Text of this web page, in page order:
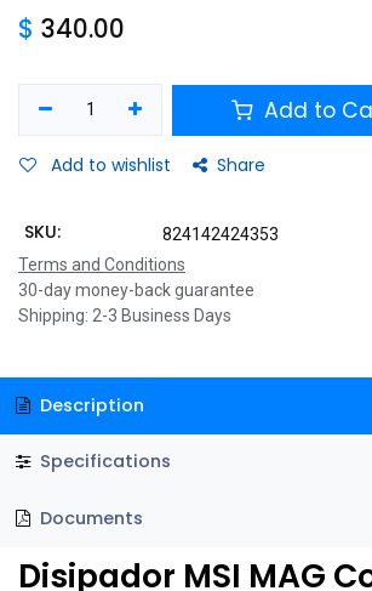
$ 340.00
Add to
Add to wishlist Share
SKU:
824142424353
Terms and Conditions
30-day money-back guarantee
Shipping: 2-3 Business Days
Description
Specifications
Documents
Disipador MSI MAG